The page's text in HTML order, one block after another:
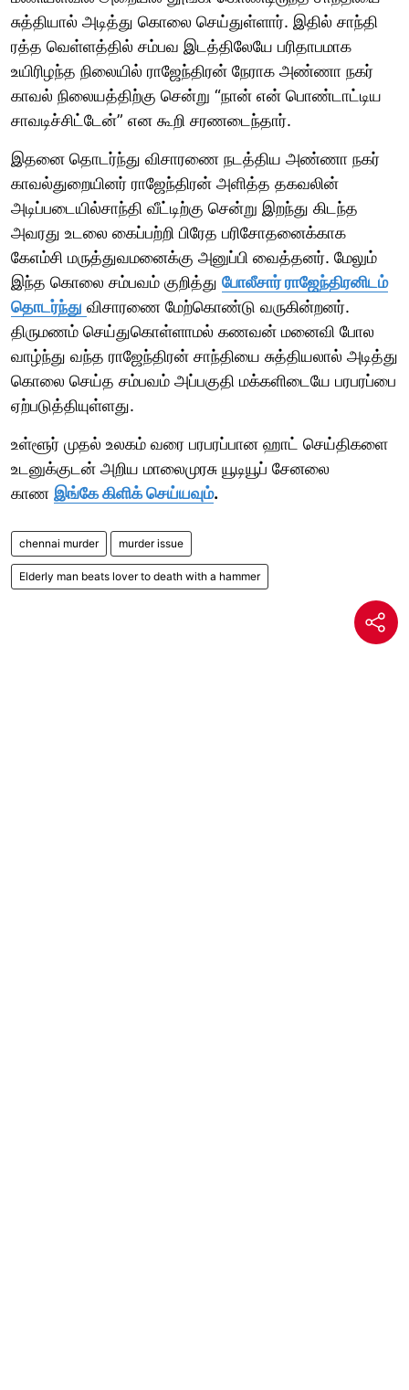
சுத்தியால் அடித்து கொலை செய்துள்ளார். இதில் சாந்தி
ரத்த வெள்ளத்தில் சம்பவ இடத்திலேயே பரிதாபமாக
உயிரிழந்த நிலையில் ராஜேந்திரன் நேராக அண்ணா நகர்
காவல் நிலையத்திற்கு சென்று “நான் என் பொண்டாட்டிய
சாவடிச்சிட்டேன்” என கூறி சரணடைந்தார்.
இதனை தொடர்ந்து விசாரணை நடத்திய அண்ணா நகர்
காவல்துறையினர் ராஜேந்திரன் அளித்த தகவலின்
அடிப்படையில்சாந்தி வீட்டிற்கு சென்று இறந்து கிடந்த
அவரது உடலை கைப்பற்றி பிரேத பரிசோதனைக்காக
கேஎம்சி மருத்துவமனைக்கு அனுப்பி வைத்தனர். மேலும்
இந்த கொலை சம்பவம் குறித்து போலீசார் ராஜேந்திரனிடம்
தொடர்ந்து விசாரணை மேற்கொண்டு வருகின்றனர்.
திருமணம் செய்துகொள்ளாமல் கணவன் மனைவி போல
வாழ்ந்து வந்த ராஜேந்திரன் சாந்தியை சுத்தியலால் அடித்து
கொலை செய்த சம்பவம் அப்பகுதி மக்களிடையே பரபரப்பை
ஏற்படுத்தியுள்ளது.
உள்ளூர் முதல் உலகம் வரை பரபரப்பான ஹாட் செய்திகளை
உடனுக்குடன் அறிய மாலைமுரசு யூடியூப் சேனலை
காண இங்கே கிளிக் செய்யவும்.
chennai murder murder issue
Elderly man beats lover to death with a hammer